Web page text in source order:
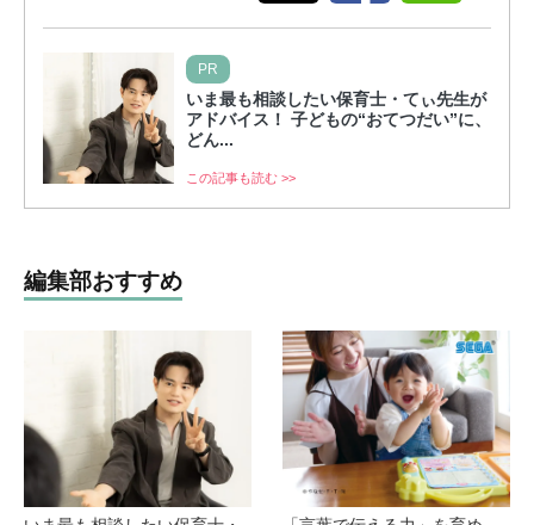
PR
いま最も相談したい保育士・てぃ先生が
アドバイス！ 子どもの“おてつだい”に、
どん...
この記事も読む >>
編集部おすすめ